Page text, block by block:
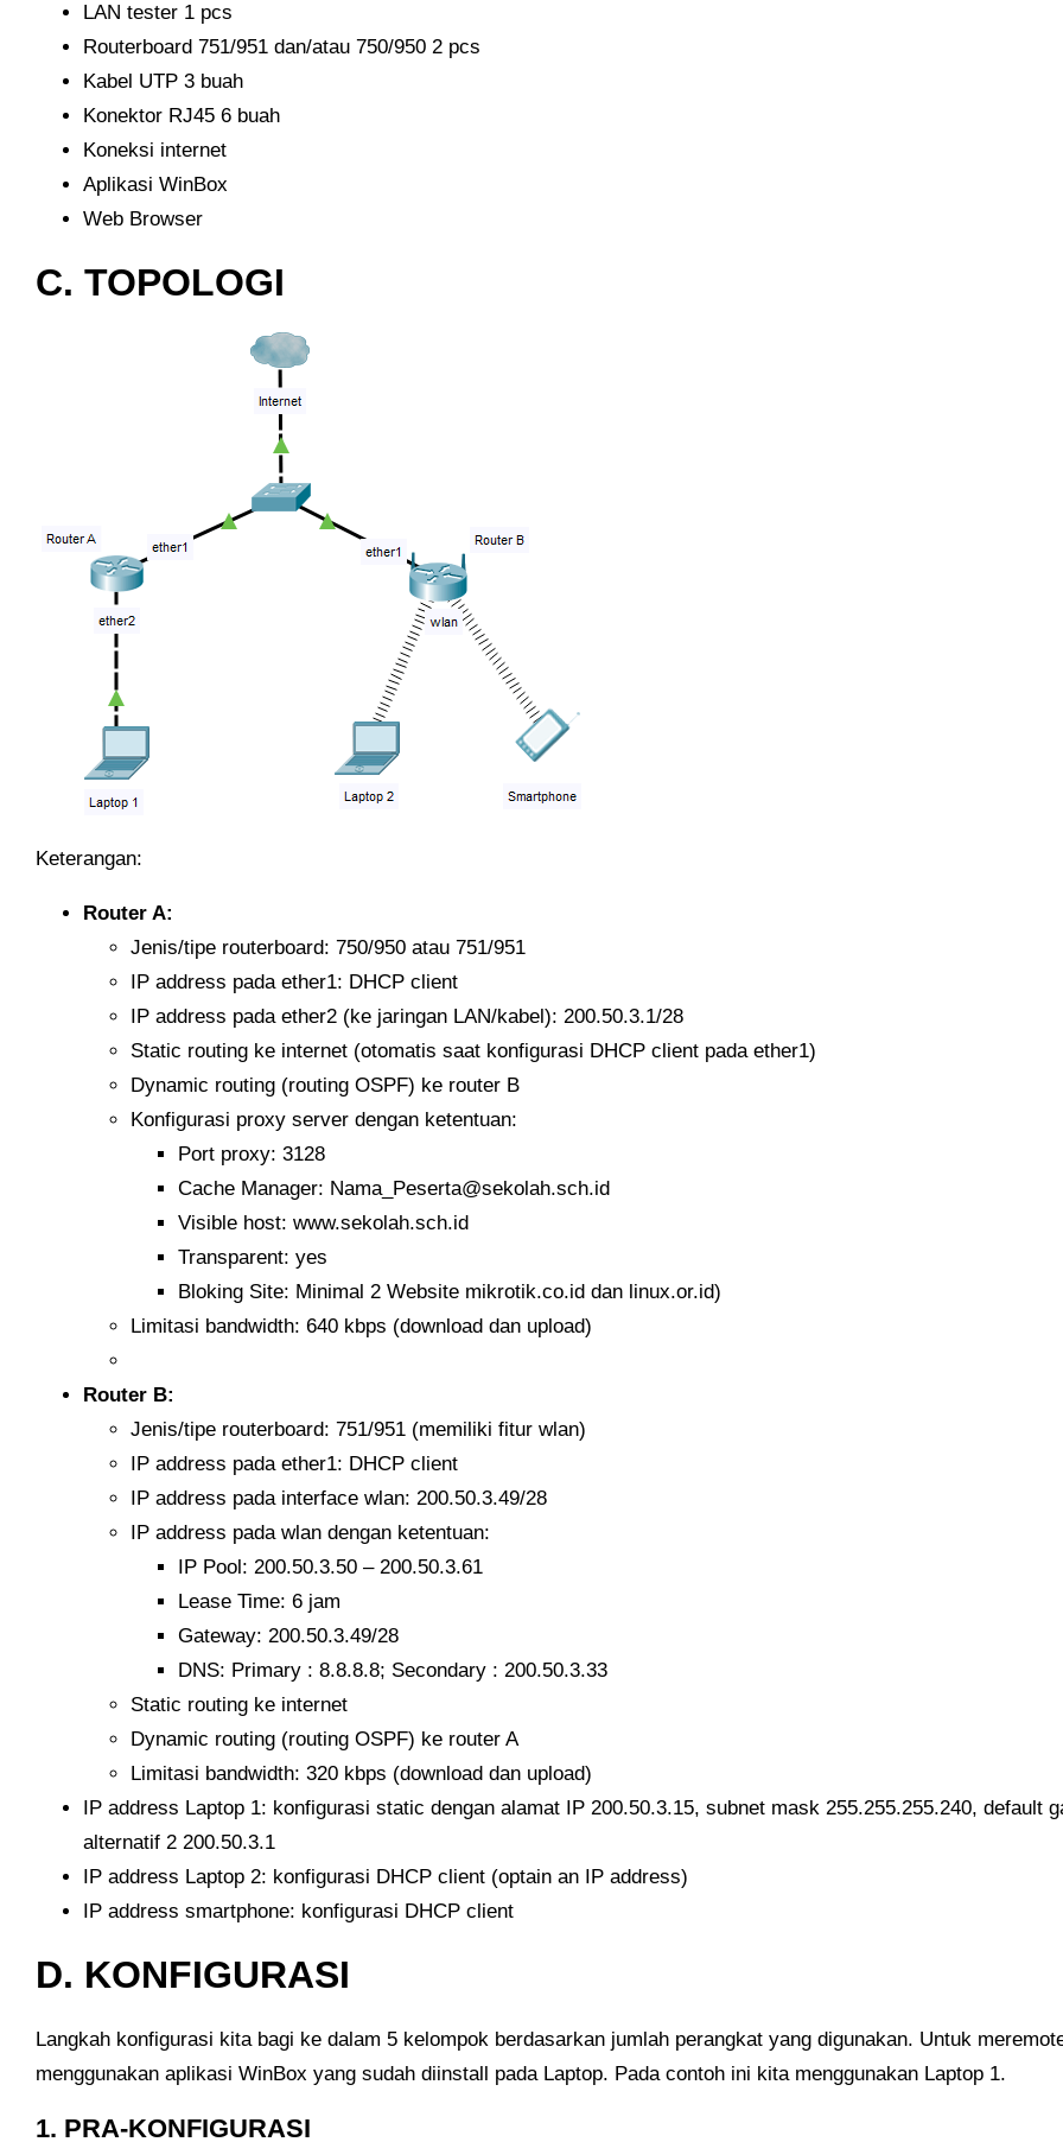
LAN tester 1 pcs
Routerboard 751/951 dan/atau 750/950 2 pcs
Kabel UTP 3 buah
Konektor RJ45 6 buah
Koneksi internet
Aplikasi WinBox
Web Browser
C. TOPOLOGI
Keterangan:
Router A:
Jenis/tipe routerboard: 750/950 atau 751/951
IP address pada ether1: DHCP client
IP address pada ether2 (ke jaringan LAN/kabel): 200.50.3.1/28
Static routing ke internet (otomatis saat konfigurasi DHCP client pada ether1)
Dynamic routing (routing OSPF) ke router B
Konfigurasi proxy server dengan ketentuan:
Port proxy: 3128
Cache Manager: Nama_Peserta@sekolah.sch.id
Visible host: www.sekolah.sch.id
Transparent: yes
Bloking Site: Minimal 2 Website mikrotik.co.id dan linux.or.id)
Limitasi bandwidth: 640 kbps (download dan upload)
Router B:
Jenis/tipe routerboard: 751/951 (memiliki fitur wlan)
IP address pada ether1: DHCP client
IP address pada interface wlan: 200.50.3.49/28
IP address pada wlan dengan ketentuan:
IP Pool: 200.50.3.50 – 200.50.3.61
Lease Time: 6 jam
Gateway: 200.50.3.49/28
DNS: Primary : 8.8.8.8; Secondary : 200.50.3.33
Static routing ke internet
Dynamic routing (routing OSPF) ke router A
Limitasi bandwidth: 320 kbps (download dan upload)
IP address Laptop 1: konfigurasi static dengan alamat IP 200.50.3.15, subnet mask 255.255.255.240, default
alternatif 2 200.50.3.1
IP address Laptop 2: konfigurasi DHCP client (optain an IP address)
IP address smartphone: konfigurasi DHCP client
D. KONFIGURASI
Langkah konfigurasi kita bagi ke dalam 5 kelompok berdasarkan jumlah perangkat yang digunakan. Untuk
menggunakan aplikasi WinBox yang sudah diinstall pada Laptop. Pada contoh ini kita menggunakan Laptop 1.
1. PRA-KONFIGURASI